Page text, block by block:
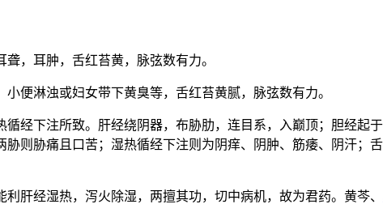
，耳肿，舌红苔黄，脉弦数有力。
小便淋浊或妇女带下黄臭等，舌红苔黄腻，脉弦数有力。
循经下注所致。肝经绕阴器，布胁肋，连目系，入巅顶；胆经
则胁痛且口苦；湿热循经下注则为阴痒、阴肿、筋痿、阴汗；
肝经湿热，泻火除湿，两擅其功，切中病机，故为君药。黄芩、